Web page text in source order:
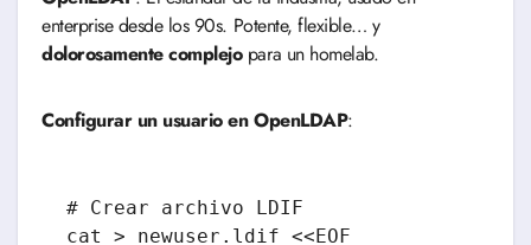
enterprise desde los 90s. Potente, flexible… y
dolorosamente complejopara un homelab.
Configurar un usuario en OpenLDAP:
# Crear archivo LDIF
cat > newuser.ldif <<EOF